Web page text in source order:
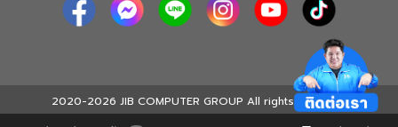
2020-2026 JIB COMPUTER GROUP All rights reserved